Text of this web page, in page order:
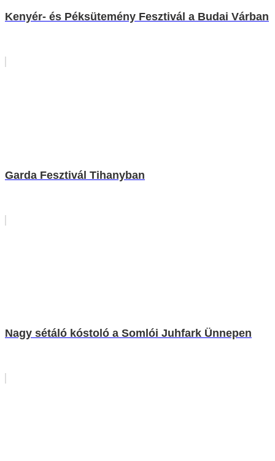
Kenyér- és Péksütemény Fesztivál a Budai Várban
Garda Fesztivál Tihanyban
Nagy sétáló kóstoló a Somlói Juhfark Ünnepen